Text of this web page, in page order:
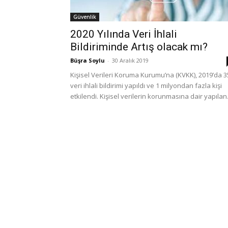
Güvenlik
2020 Yılında Veri İhlali
Bildiriminde Artış olacak mı?
Büşra Soylu - 30 Aralık 2019
Kişisel Verileri Koruma Kurumu’na (KVKK), 2019’da
veri ihlali bildirimi yapıldı ve 1 milyondan fazla kişi
etkilendi. Kişisel verilerin korunmasına dair